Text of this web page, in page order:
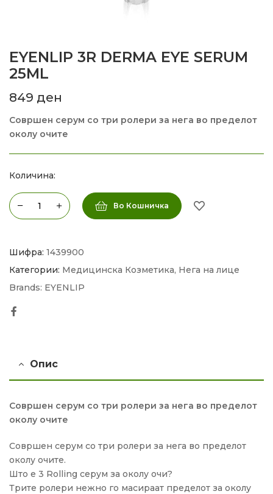
EYENLIP 3R DERMA EYE SERUM
25ML
849 ден
Совршен серум со три ролери за нега во пределот
околу очите
Количина:
Во Кошничка
Шифра: 1439900
Категории: Медицинска Козметика, Нега на лице
Brands: EYENLIP
Опис
Совршен серум со три ролери за нега во пределот
околу очите
Совршен серум со три ролери за нега во пределот
околу очите.
Што е 3 Rolling серум за околу очи?
Трите ролери нежно го масираат пределот за околу